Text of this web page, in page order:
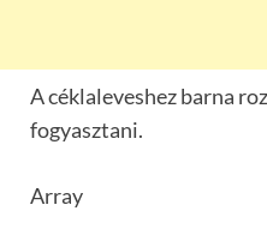
A céklaleveshez barna
fogyasztani.
Array